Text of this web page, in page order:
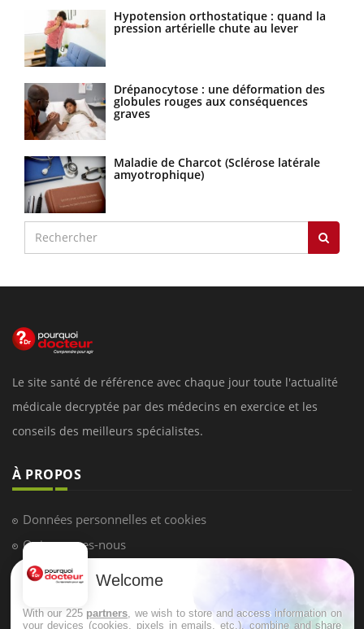
Hypotension orthostatique : quand la
pression artérielle chute au lever
Drépanocytose : une déformation des
globules rouges aux conséquences
graves
Maladie de Charcot (Sclérose latérale
amyotrophique)
Le site santé de référence avec chaque jour toute l'actualité
médicale decryptée par des médecins en exercice et les
conseils des meilleurs spécialistes.
À PROPOS
Données personnelles et cookies
Qui sommes-nous
Conditions d'utilisation
Mentions Légales
Welcome
With our 225 partners , we wish to store and access information on
your devices (cookies, pixels in emails, etc.), combine and share